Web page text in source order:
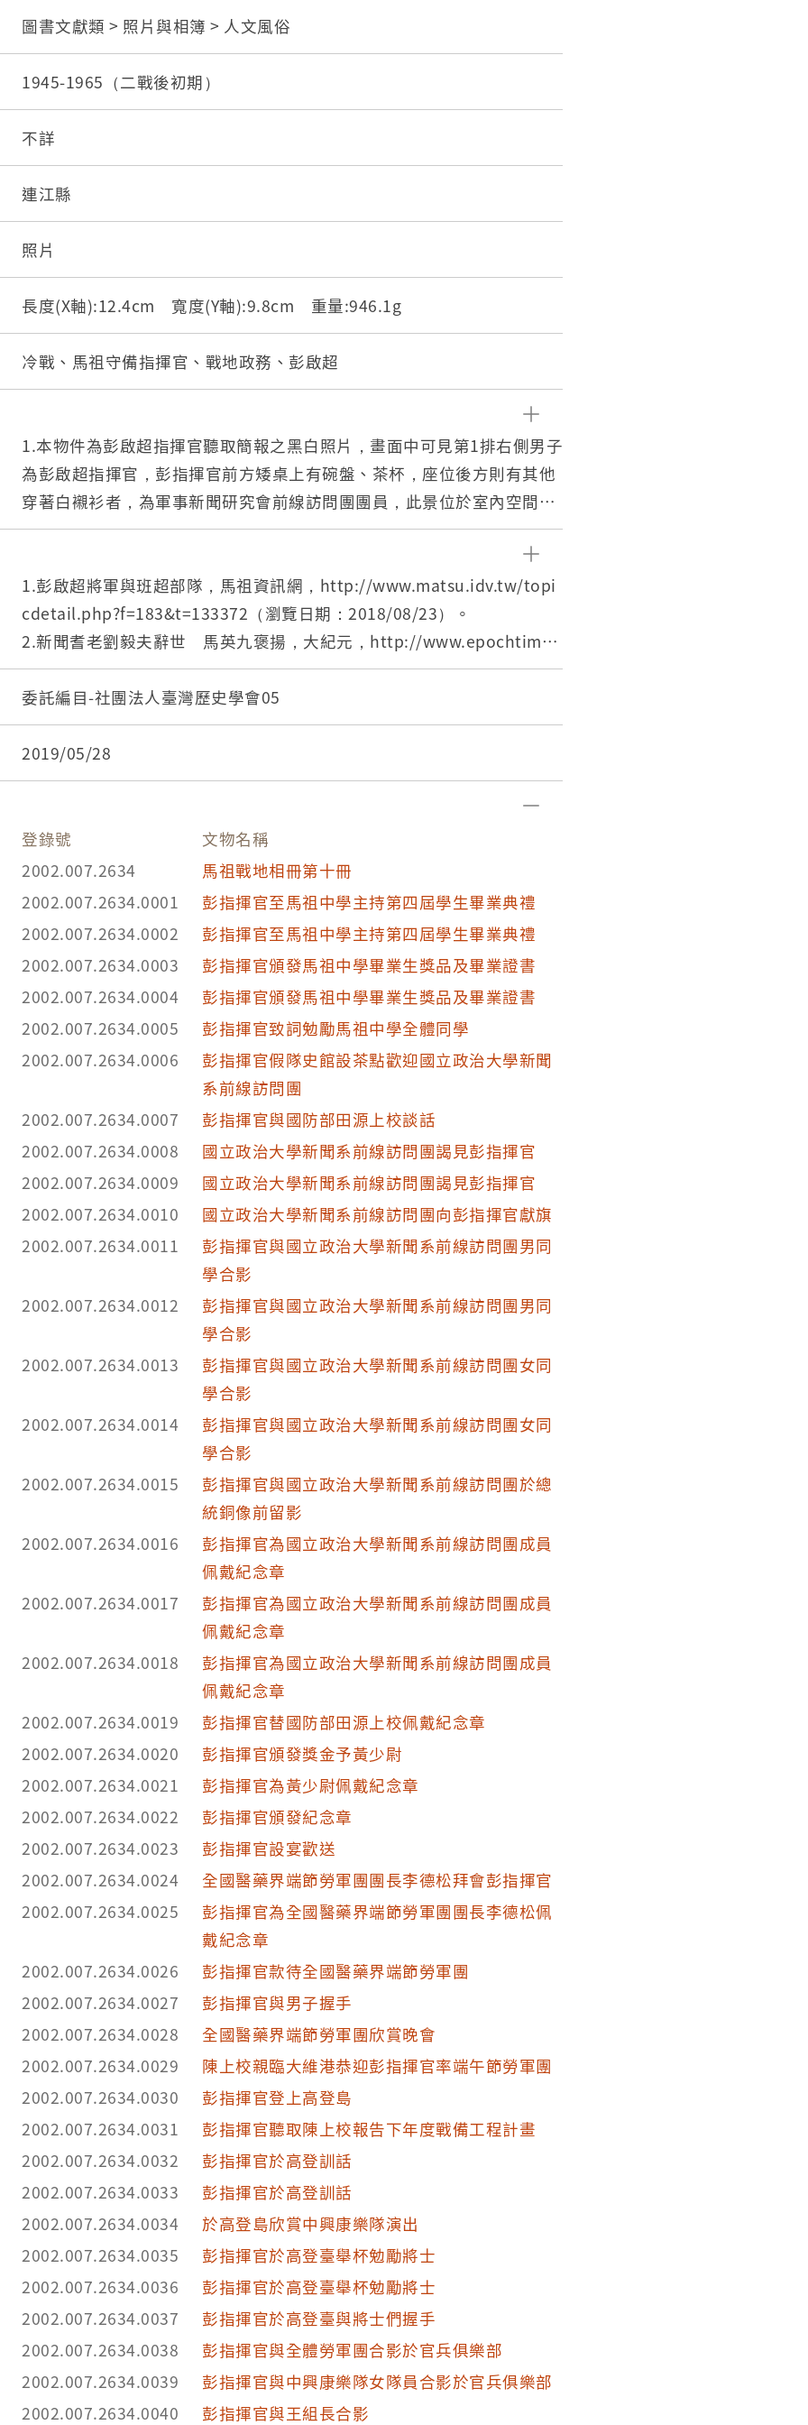
圖書文獻類 > 照片與相簿 > 人文風俗
1945-1965（二戰後初期）
不詳
連江縣
照片
長度(X軸):12.4cm 寬度(Y軸):9.8cm 重量:946.1g
冷戰、馬祖守備指揮官、戰地政務、彭啟超
1.本物件為彭啟超指揮官聽取簡報之黑白照片，畫面中可見第1排右側男子
為彭啟超指揮官，彭指揮官前方矮桌上有碗盤、茶杯，座位後方則有其他
穿著白襯衫者，為軍事新聞研究會前線訪問團團員，此景位於室內空間，
後方有門窗。
2.彭啟超（1913－1982），湖北黃陂人，於民國50年時至馬祖擔任馬祖
守備指揮部指揮官，並於任職期間晉升為中將，任職期間對於馬祖地區有
諸多建設。
3.軍事新聞研究會馬祖前向訪問團，一行18人，由中央日報副總編輯劉毅
夫出任團長，訪問團於民國52年7月21日抵達，於22日晚間返臺，參訪行
程曾至高登島訪視戰備設施、官兵生活等。
1.彭啟超將軍與班超部隊，馬祖資訊網，http://www.matsu.idv.tw/topi
cdetail.php?f=183&t=133372（瀏覽日期：2018/08/23）。
2.新聞耆老劉毅夫辭世 馬英九褒揚，大紀元，http://www.epochtime
s.com/b5/10/12/20/n3118463.htm（瀏覽日期：2018/10/19）。
3.不詳，1963/7/23。結束前線兩天訪問 軍事記者團昨離馬 指揮官曾
親往碼頭送行，馬祖日報（日刊）。
委託編目-社團法人臺灣歷史學會05
2019/05/28
登錄號
文物名稱
2002.007.2634
馬祖戰地相冊第十冊
2002.007.2634.0001
彭指揮官至馬祖中學主持第四屆學生畢業典禮
2002.007.2634.0002
彭指揮官至馬祖中學主持第四屆學生畢業典禮
2002.007.2634.0003
彭指揮官頒發馬祖中學畢業生獎品及畢業證書
2002.007.2634.0004
彭指揮官頒發馬祖中學畢業生獎品及畢業證書
2002.007.2634.0005
彭指揮官致詞勉勵馬祖中學全體同學
2002.007.2634.0006
彭指揮官假隊史館設茶點歡迎國立政治大學新聞
系前線訪問團
2002.007.2634.0007
彭指揮官與國防部田源上校談話
2002.007.2634.0008
國立政治大學新聞系前線訪問團謁見彭指揮官
2002.007.2634.0009
國立政治大學新聞系前線訪問團謁見彭指揮官
2002.007.2634.0010
國立政治大學新聞系前線訪問團向彭指揮官獻旗
2002.007.2634.0011
彭指揮官與國立政治大學新聞系前線訪問團男同
學合影
2002.007.2634.0012
彭指揮官與國立政治大學新聞系前線訪問團男同
學合影
2002.007.2634.0013
彭指揮官與國立政治大學新聞系前線訪問團女同
學合影
2002.007.2634.0014
彭指揮官與國立政治大學新聞系前線訪問團女同
學合影
2002.007.2634.0015
彭指揮官與國立政治大學新聞系前線訪問團於總
統銅像前留影
2002.007.2634.0016
彭指揮官為國立政治大學新聞系前線訪問團成員
佩戴紀念章
2002.007.2634.0017
彭指揮官為國立政治大學新聞系前線訪問團成員
佩戴紀念章
2002.007.2634.0018
彭指揮官為國立政治大學新聞系前線訪問團成員
佩戴紀念章
2002.007.2634.0019
彭指揮官替國防部田源上校佩戴紀念章
2002.007.2634.0020
彭指揮官頒發獎金予黃少尉
2002.007.2634.0021
彭指揮官為黃少尉佩戴紀念章
2002.007.2634.0022
彭指揮官頒發紀念章
2002.007.2634.0023
彭指揮官設宴歡送
2002.007.2634.0024
全國醫藥界端節勞軍團團長李德松拜會彭指揮官
2002.007.2634.0025
彭指揮官為全國醫藥界端節勞軍團團長李德松佩
戴紀念章
2002.007.2634.0026
彭指揮官款待全國醫藥界端節勞軍團
2002.007.2634.0027
彭指揮官與男子握手
2002.007.2634.0028
全國醫藥界端節勞軍團欣賞晚會
2002.007.2634.0029
陳上校親臨大維港恭迎彭指揮官率端午節勞軍團
2002.007.2634.0030
彭指揮官登上高登島
2002.007.2634.0031
彭指揮官聽取陳上校報告下年度戰備工程計畫
2002.007.2634.0032
彭指揮官於高登訓話
2002.007.2634.0033
彭指揮官於高登訓話
2002.007.2634.0034
於高登島欣賞中興康樂隊演出
2002.007.2634.0035
彭指揮官於高登臺舉杯勉勵將士
2002.007.2634.0036
彭指揮官於高登臺舉杯勉勵將士
2002.007.2634.0037
彭指揮官於高登臺與將士們握手
2002.007.2634.0038
彭指揮官與全體勞軍團合影於官兵俱樂部
2002.007.2634.0039
彭指揮官與中興康樂隊女隊員合影於官兵俱樂部
2002.007.2634.0040
彭指揮官與王組長合影